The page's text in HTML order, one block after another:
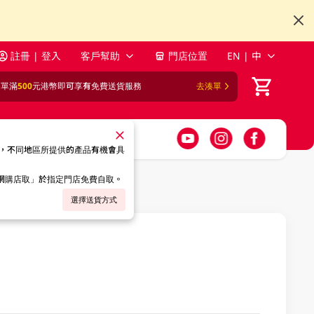
註冊 | 登入 客戶幫助 門店位置 EN | 中
滿500元港幣即可享有免費送貨服務 去湊單
不同地區所提供的產品有機會具
店取」於指定門店免費自取。
選擇送貨方式